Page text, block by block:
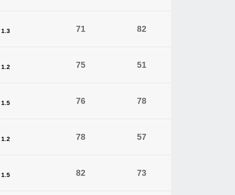
1.3
71 82
1.2
75 51
1.5
76 78
1.2
78 57
1.5
82 73